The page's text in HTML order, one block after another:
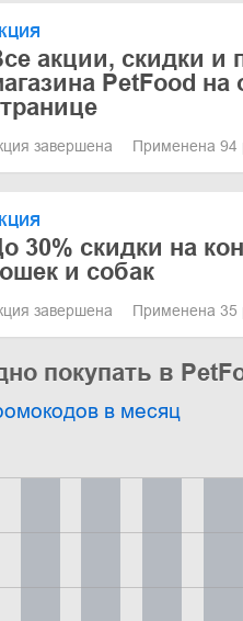
акции, скидки и
PetFood на
завершена Применена 94
30% скидки на
и собак
завершена Применена 35
покупать в
в месяц